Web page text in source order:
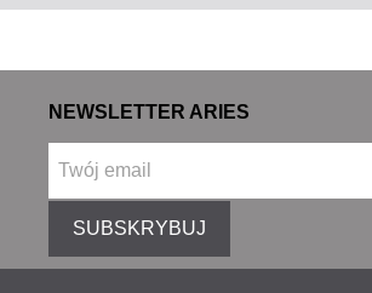
NEWSLETTER ARIES
SUBSKRYBUJ